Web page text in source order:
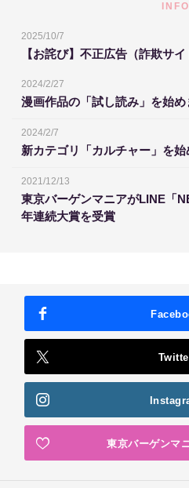
INFO
2025/10/7
【お詫び】不正広告（詐欺サ
2024/2/27
漫画作品の「試し読み」を始め
2024/2/7
新カテゴリ「カルチャー」を始
2021/12/13
東京バーゲンマニアがLINE「
年連続大賞を受賞
東京バーゲンマ